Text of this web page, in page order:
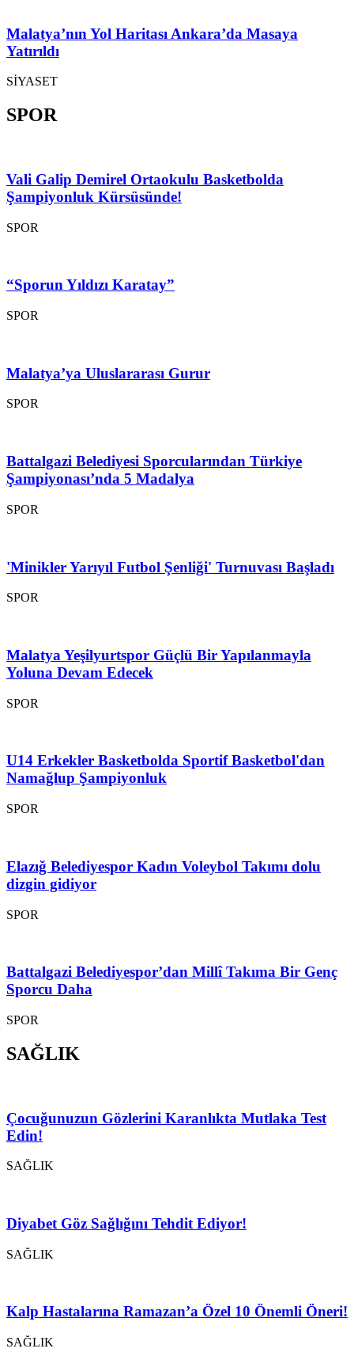
Malatya’nın Yol Haritası Ankara’da Masaya
Yatırıldı
SİYASET
SPOR
Vali Galip Demirel Ortaokulu Basketbolda
Şampiyonluk Kürsüsünde!
SPOR
“Sporun Yıldızı Karatay”
SPOR
Malatya’ya Uluslararası Gurur
SPOR
Battalgazi Belediyesi Sporcularından Türkiye
Şampiyonası’nda 5 Madalya
SPOR
'Minikler Yarıyıl Futbol Şenliği' Turnuvası Başladı
SPOR
Malatya Yeşilyurtspor Güçlü Bir Yapılanmayla
Yoluna Devam Edecek
SPOR
U14 Erkekler Basketbolda Sportif Basketbol'dan
Namağlup Şampiyonluk
SPOR
Elazığ Belediyespor Kadın Voleybol Takımı dolu
dizgin gidiyor
SPOR
Battalgazi Belediyespor’dan Millî Takıma Bir Genç
Sporcu Daha
SPOR
SAĞLIK
Çocuğunuzun Gözlerini Karanlıkta Mutlaka Test
Edin!
SAĞLIK
Diyabet Göz Sağlığını Tehdit Ediyor!
SAĞLIK
Kalp Hastalarına Ramazan’a Özel 10 Önemli Öneri!
SAĞLIK